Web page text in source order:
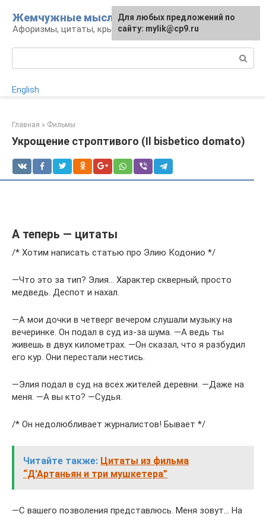
контенту
Жемчужные мысли
Афоризмы, цитаты, крылатые фразы
English
Главная » Фильмы
Укрощение строптивого (Il bisbetico domato)
А теперь — цитаты
/* Хотим написать статью про Элию Кодонио */
―Что это за тип? Элия… Характер скверный, просто
медведь. Деспот и нахал.
―А мои дочки в четверг вечером слушали музыку на
вечеринке. Он подал в суд из-за шума. ―А ведь ты
живешь в двух километрах. ―Он сказал, что я разбудил
его кур. Они перестали нестись.
―Элия подал в суд на всех жителей деревни. ―Даже на
меня. ―А вы кто? ―Судья.
/* Он недолюбливает журналистов! Бывает */
Читайте также: Цитаты из фильма
“Д’Артаньян и три мушкетера”
―С вашего позволения представлюсь. Меня зовут… На
Для любых предложений по
сайту: mylik@cp9.ru